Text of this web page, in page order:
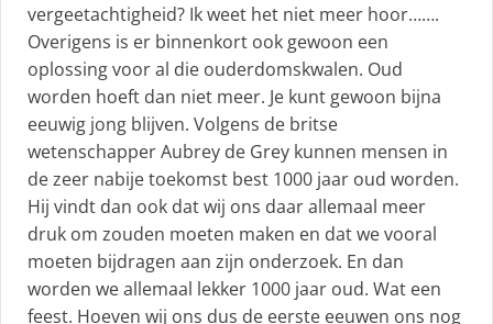
vergeetachtigheid? Ik weet het niet meer hoor…….
Overigens is er binnenkort ook gewoon een
oplossing voor al die ouderdomskwalen. Oud
worden hoeft dan niet meer. Je kunt gewoon bijna
eeuwig jong blijven. Volgens de britse
wetenschapper Aubrey de Grey kunnen mensen in
de zeer nabije toekomst best 1000 jaar oud worden.
Hij vindt dan ook dat wij ons daar allemaal meer
druk om zouden moeten maken en dat we vooral
moeten bijdragen aan zijn onderzoek. En dan
worden we allemaal lekker 1000 jaar oud. Wat een
feest. Hoeven wij ons dus de eerste eeuwen ons nog